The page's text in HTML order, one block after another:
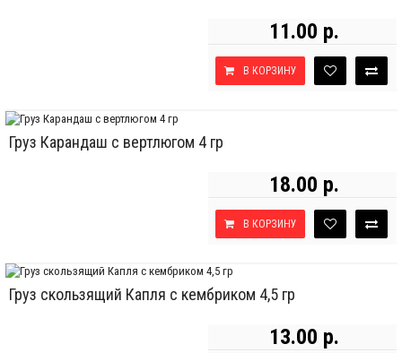
11.00 р.
В КОРЗИНУ
Груз Карандаш с вертлюгом 4 гр
18.00 р.
В КОРЗИНУ
Груз скользящий Капля с кембриком 4,5 гр
13.00 р.